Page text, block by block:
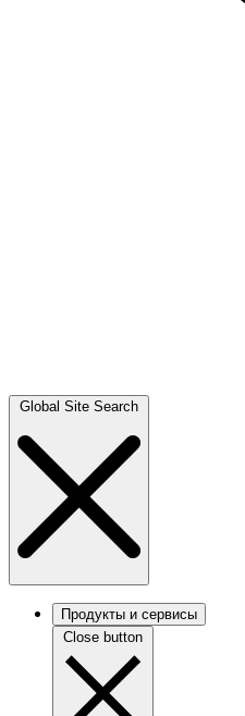
Global Site Search
Продукты и сервисы
Close button